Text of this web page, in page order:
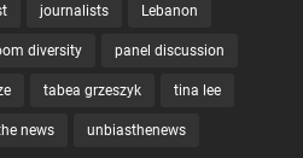
journalists Lebanon
diversity panel discussion
tabea grzeszyk tina lee
news unbiasthenews